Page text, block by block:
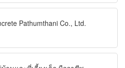
Pathumthani Co., Ltd.